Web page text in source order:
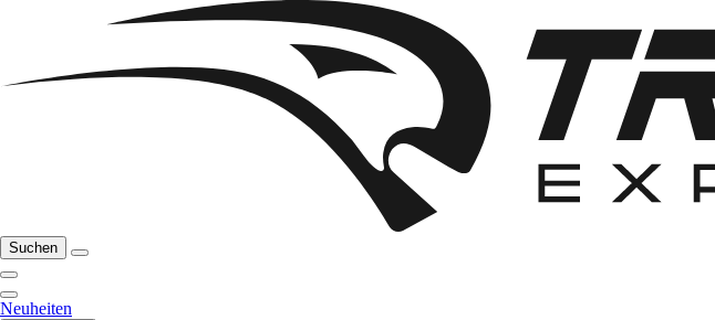
Suchen
Neuheiten